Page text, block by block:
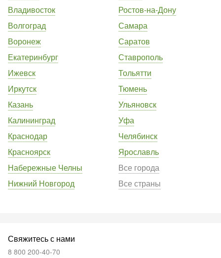
Владивосток
Волгоград
Воронеж
Екатеринбург
Ижевск
Иркутск
Казань
Калининград
Краснодар
Красноярск
Набережные Челны
Нижний Новгород
Ростов-на-Дону
Самара
Саратов
Ставрополь
Тольятти
Тюмень
Ульяновск
Уфа
Челябинск
Ярославль
Все города
Все страны
Свяжитесь с нами
8 800 200-40-70